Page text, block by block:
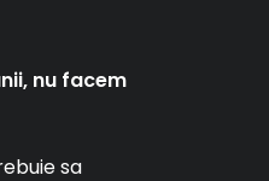
nu facem
sa